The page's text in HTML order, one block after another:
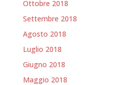
Ottobre 2018
Settembre 2018
Agosto 2018
Luglio 2018
Giugno 2018
Maggio 2018